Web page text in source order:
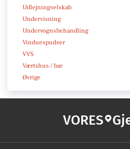
Udlejningselskab
Undervisning
Undervognsbehandling
Vinduespudser
VVS
Værtshus / bar
Øvrige
VORES